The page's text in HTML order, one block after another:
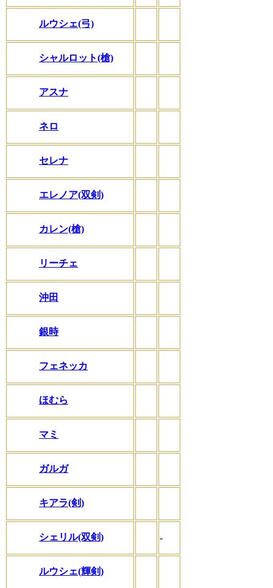
ルウシェ(弓)
シャルロット(槍)
アスナ
ネロ
セレナ
エレノア(双剣)
カレン(槍)
リーチェ
沖田
銀時
フェネッカ
ほむら
マミ
ガルガ
キアラ(剣)
シェリル(双剣) -
ルウシェ(輝剣)